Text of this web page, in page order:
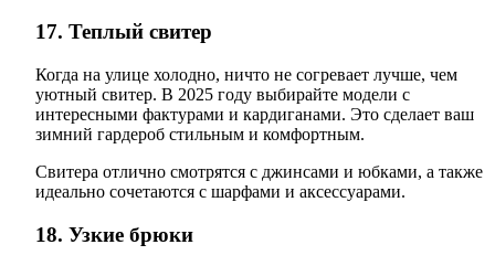
17. Теплый свитер
Когда на улице холодно, ничто не согревает лучше, чем
уютный свитер. В 2025 году выбирайте модели с
интересными фактурами и кардиганами. Это сделает ваш
зимний гардероб стильным и комфортным.
Свитера отлично смотрятся с джинсами и юбками, а также
идеально сочетаются с шарфами и аксессуарами.
18. Узкие брюки